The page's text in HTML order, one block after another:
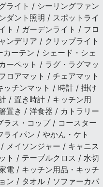
ライト / シーリングファン
ダント照明 / スポットライ
ト / ガーデンライト / フロ
ンデリア / クリップライト
ーテン / シェード・シェ
ーペット / ラグ・ラグマッ
ロアマット / チェアマット
チンマット / 時計 / 掛け
/ 置き時計 / キッチン用
置き / 洋食器 / カトラリー
ス・コップ / コースター
イパン / やかん・ケト
メイソンジャー / キャニス
ト / テーブルクロス / 水切
電 / キッチン用品・キッチ
ン / タオル / ソファーカバ